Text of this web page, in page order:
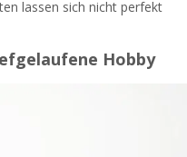
lassen sich nicht perfekt
Hobby